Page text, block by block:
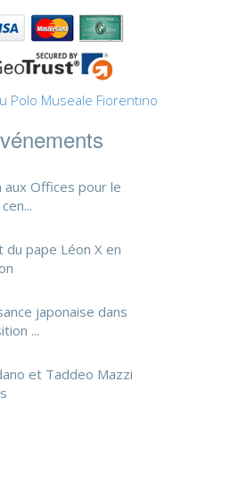
Polo Museale Fiorentino
aux Offices pour le
pape Léon X en
japonaise dans
...
et Taddeo Mazzi